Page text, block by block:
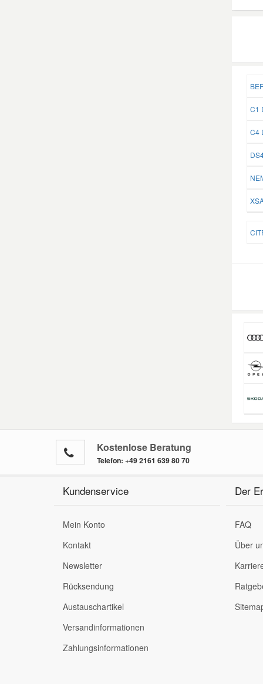
C1
C4
Kostenlose Beratung
Telefon: +49 2161 639 80 70
Kundenservice
Mein Konto
Kontakt
Newsletter
Rücksendung
Austauschartikel
Versandinformationen
Zahlungsinformationen
Der
FAQ
Über